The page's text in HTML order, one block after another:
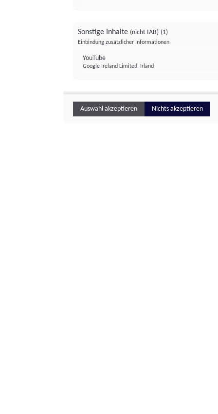
Sonstige Inhalte (nicht IAB) (1)
Einbindung zusätzlicher Informationen
YouTube
Google Ireland Limited, Irland
Auswahl akzeptieren Nichts akzeptieren